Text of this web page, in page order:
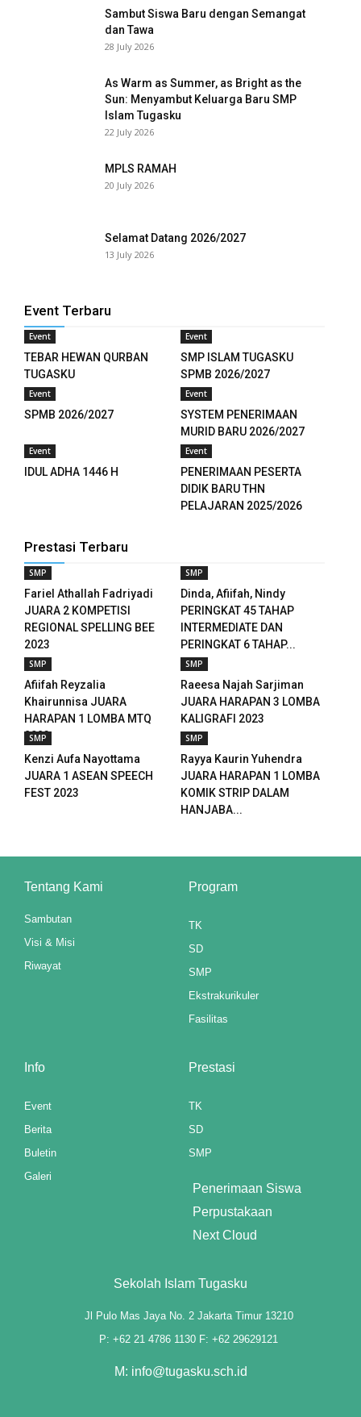
Sambut Siswa Baru dengan Semangat
dan Tawa
28 July 2026
As Warm as Summer, as Bright as the
Sun: Menyambut Keluarga Baru SMP
Islam Tugasku
22 July 2026
MPLS RAMAH
20 July 2026
Selamat Datang 2026/2027
13 July 2026
Event Terbaru
Event
TEBAR HEWAN QURBAN
TUGASKU
Event
SMP ISLAM TUGASKU
SPMB 2026/2027
Event
SPMB 2026/2027
Event
SYSTEM PENERIMAAN
MURID BARU 2026/2027
Event
IDUL ADHA 1446 H
Event
PENERIMAAN PESERTA
DIDIK BARU THN
PELAJARAN 2025/2026
Prestasi Terbaru
SMP
Fariel Athallah Fadriyadi
JUARA 2 KOMPETISI
REGIONAL SPELLING BEE
2023
SMP
Dinda, Afiifah, Nindy
PERINGKAT 45 TAHAP
INTERMEDIATE DAN
PERINGKAT 6 TAHAP...
SMP
Afiifah Reyzalia
Khairunnisa JUARA
HARAPAN 1 LOMBA MTQ
2023
SMP
Raeesa Najah Sarjiman
JUARA HARAPAN 3 LOMBA
KALIGRAFI 2023
SMP
Kenzi Aufa Nayottama
JUARA 1 ASEAN SPEECH
FEST 2023
SMP
Rayya Kaurin Yuhendra
JUARA HARAPAN 1 LOMBA
KOMIK STRIP DALAM
HANJABA...
Tentang Kami
Sambutan
Visi & Misi
Riwayat
Program
TK
SD
SMP
Ekstrakurikuler
Fasilitas
Info
Event
Berita
Buletin
Galeri
Prestasi
TK
SD
SMP
Penerimaan Siswa
Perpustakaan
Next Cloud
Sekolah Islam Tugasku
Jl Pulo Mas Jaya No. 2 Jakarta Timur 13210
P: +62 21 4786 1130 F: +62 29629121
M: info@tugasku.sch.id